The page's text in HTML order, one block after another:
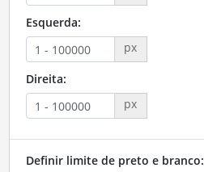
Esquerda:
px
Direita:
px
Definir limite de preto e branco: